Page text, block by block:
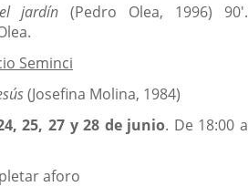
jardín (Pedro Olea, 1996) 90'.
Seminci
(Josefina Molina, 1984)
25, 27 y 28 de junio. De 18:00 a
aforo